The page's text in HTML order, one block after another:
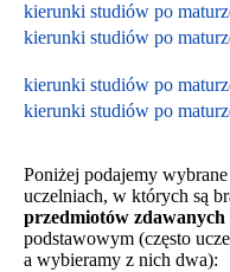
kierunki studiów po
kierunki studiów po
kierunki studiów po
kierunki studiów po
Poniżej podajemy
uczelniach, w których są
przedmiotów zdawanych
podstawowym (często
a wybieramy z nich dwa):